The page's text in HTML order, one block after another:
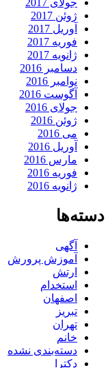
جولای 2017
ژوئن 2017
آوریل 2017
فوریه 2017
ژانویه 2017
دسامبر 2016
نوامبر 2016
آگوست 2016
جولای 2016
ژوئن 2016
می 2016
آوریل 2016
مارس 2016
فوریه 2016
ژانویه 2016
دسته‌ها
آگهی
آموزش پرورش
ارتش
استخدام
اصفهان
تبریز
تهران
خانم
دسته‌بندی نشده
دکترا